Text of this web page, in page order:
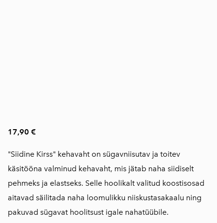
17,90 €
"Siidine Kirss" kehavaht on sügavniisutav ja toitev
käsitööna valminud kehavaht, mis jätab naha siidiselt
pehmeks ja elastseks. Selle hoolikalt valitud koostisosad
aitavad säilitada naha loomulikku niiskustasakaalu ning
pakuvad sügavat hoolitsust igale nahatüübile.